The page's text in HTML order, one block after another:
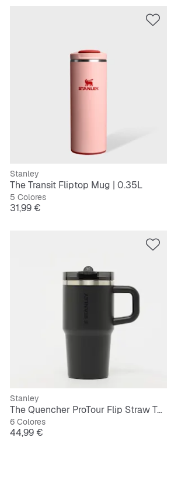
Stanley
The Transit Fliptop Mug | 0.35L
5 Colores
Precio
31,99 €
Stanley
The Quencher ProTour Flip Straw Tumbler | 0,6L
6 Colores
Precio
44,99 €